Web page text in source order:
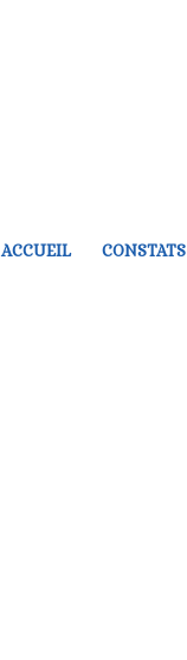
ACCUEIL CONSTATS